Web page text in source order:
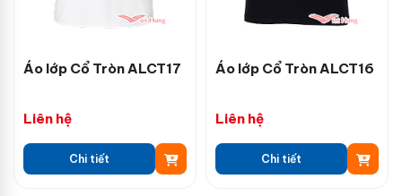
Áo lớp Cổ Tròn ALCT17
Liên hệ
Chi tiết
Áo lớp Cổ Tròn ALCT16
Liên hệ
Chi tiết